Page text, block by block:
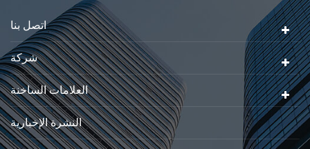
مقياس المحدودةكان تأسيس تقع من
اتصل بنا
شركة
العلامات الساخنة
النشرة الإخبارية